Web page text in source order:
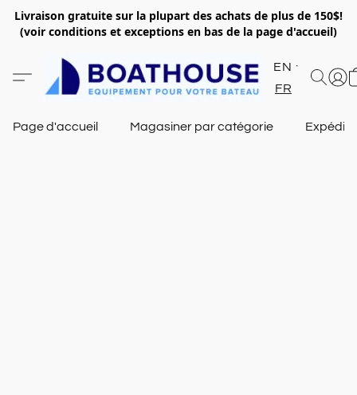
Livraison gratuite sur la plupart des achats de plus de 150$!
(voir conditions et exceptions en bas de la page d'accueil)
EN
FR
Page d'accueil Magasiner par catégorie